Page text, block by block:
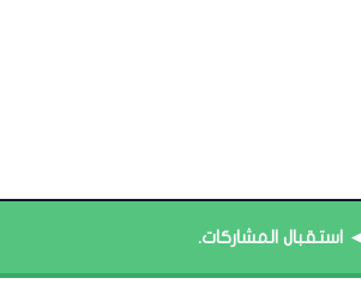
◄ استقبال المشاركات.